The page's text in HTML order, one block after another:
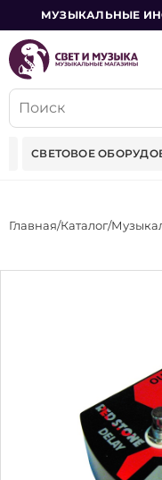
МУЗЫКАЛЬНЫЕ
И СПЕЦЭФФЕКТЫ
Главная Каталог